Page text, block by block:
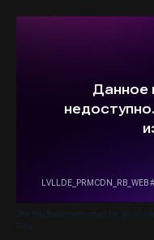
She has been nominated for an
Prize